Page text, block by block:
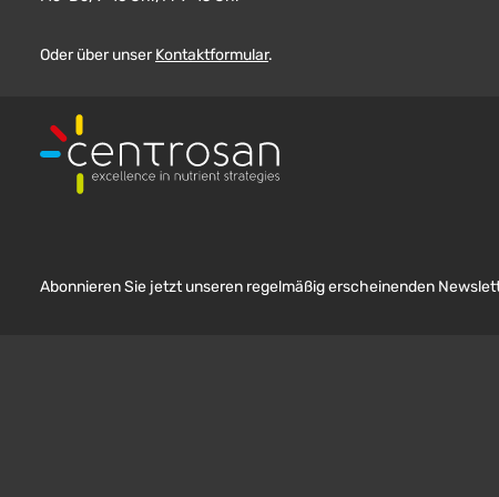
Oder über unserKontaktformular.
Abonnieren Sie jetzt unseren regelmäßig erscheinenden